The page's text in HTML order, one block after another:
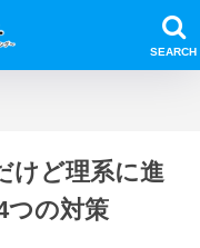
けど理系に進
つの対策